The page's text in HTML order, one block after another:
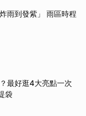
雨到發紫」 雨區時程
最好逛4大亮點一次
袋